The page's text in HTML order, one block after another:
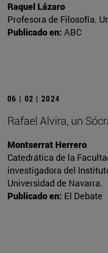
Raquel Lázaro
Profesora de Filosofía.
Publicado en: ABC
06 | 02 | 2024
Rafael Alvira, un
Montserrat Herrero
Catedrática de la
investigadora del
Universidad de Navarra.
Publicado en: El Debate